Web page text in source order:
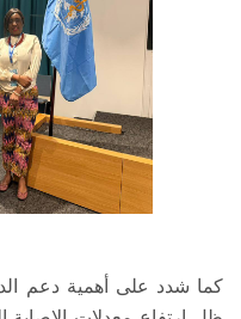
كما شدد على أهمية دعم